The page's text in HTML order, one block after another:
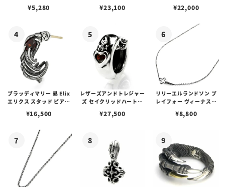
¥5,280 ¥23,100 ¥22,000
ブラッディマリー 昼 Elix
エリクス スタッド ピアス
¥16,500
レザーズアンドトレジャー
ズ セイクリッドハートピ
¥27,500
リリーエルランドソン プ
レイフォー ヴィーナスチ
¥8,800